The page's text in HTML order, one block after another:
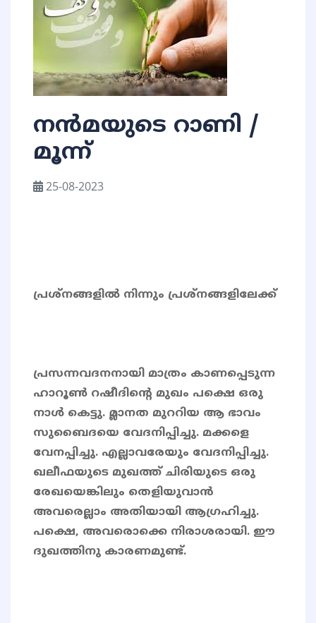
നൻമയുടെ റാണി /
മൂന്ന്
25-08-2023
പ്രശ്നങ്ങളിൽ നിന്നും പ്രശ്നങ്ങളിലേക്ക്
പ്രസന്നവദനനായി മാത്രം കാണപ്പെടുന്ന
ഹാറൂൺ റഷീദിന്റെ മുഖം പക്ഷെ ഒരു
നാൾ കെട്ടു. മ്ലാനത മുററിയ ആ ഭാവം
സുബൈദയെ വേദനിപ്പിച്ചു. മക്കളെ
വേനപ്പിച്ചു. എല്ലാവരേയും വേദനിപ്പിച്ചു.
ഖലീഫയുടെ മുഖത്ത് ചിരിയുടെ ഒരു
രേഖയെങ്കിലും തെളിയുവാൻ
അവരെല്ലാം അതിയായി ആഗ്രഹിച്ചു.
പക്ഷെ, അവരൊക്കെ നിരാശരായി. ഈ
ദുഖത്തിനു കാരണമുണ്ട്.